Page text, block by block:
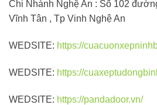
Chi Nhánh Nghệ An : Số 102
Vĩnh Tân , Tp Vinh Nghệ An
WEDSITE: https://
WEDSITE: https://
WEDSITE: https://pandadoor.vn/